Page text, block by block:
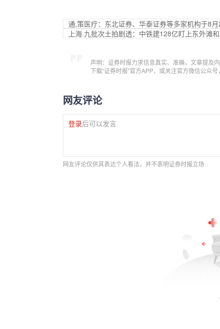
通,策医疗：东北证券、华泰证券等多家机构于8
上海.九批次土拍剧透：中铁建128亿盯上东外滩
声明：证券时报力求信息真实、准确，文章提及
下载“证券时报”官方APP，或关注官方微信公众
网友评论
登录后可以发言
网友评论仅供其表达个人看法，并不表明证券时报立场